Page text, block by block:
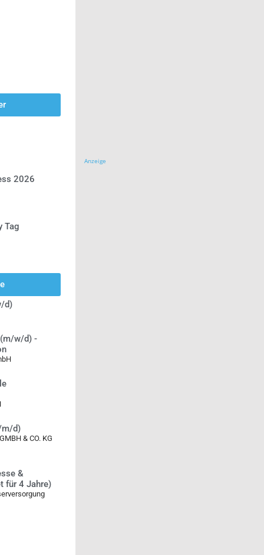
2026
Tag
d)
w/d) -
m/d)
& CO. KG
&
für 4 Jahre)
Anzeige